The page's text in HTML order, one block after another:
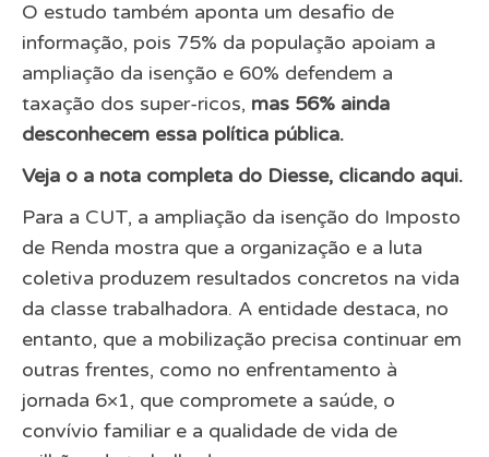
O estudo também aponta um desafio de
informação, pois 75% da população apoiam a
ampliação da isenção e 60% defendem a
taxação dos super-ricos, mas 56% ainda
desconhecem essa política pública.
Veja o a nota completa do Diesse, clicando aqui.
Para a CUT, a ampliação da isenção do Imposto
de Renda mostra que a organização e a luta
coletiva produzem resultados concretos na vida
da classe trabalhadora. A entidade destaca, no
entanto, que a mobilização precisa continuar em
outras frentes, como no enfrentamento à
jornada 6×1, que compromete a saúde, o
convívio familiar e a qualidade de vida de